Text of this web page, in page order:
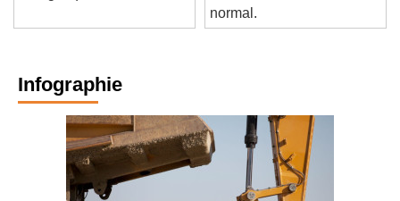
LOXONE. C'est tout à fait
normal.
Infographie